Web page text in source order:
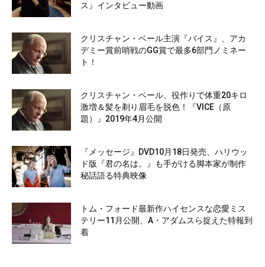
ス』インタビュー動画
クリスチャン・ベール主演『バイス』、アカ
デミー賞前哨戦のGG賞で最多6部門ノミネー
ト！
クリスチャン・ベール、役作りで体重20キロ
激増＆髪を剃り眉毛を脱色！『VICE（原
題）』2019年4月公開
『メッセージ』DVD10月18日発売、ハリウッ
ド版『君の名は。』も手がける脚本家が制作
秘話語る特典映像
トム・フォード最新作ハイセンスな恋愛ミス
テリー11月公開、A・アダムスら捉えた特報到
着